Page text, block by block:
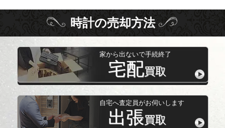
時計の売却方法
家から出ないで手続終了
宅配買取
自宅へ査定員がお伺いします
出張買取